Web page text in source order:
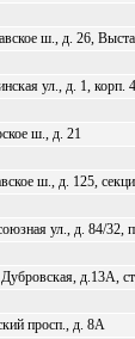
ш., д. 26,
ул., д. 1, корп.
ш., д. 21
ш., д. 125,
ул., д. 84/32,
д.13А,
просп., д. 8А